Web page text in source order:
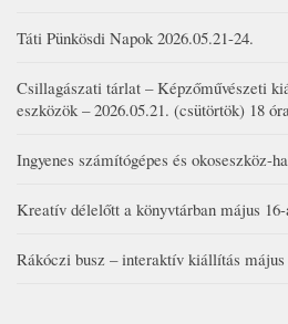
Táti Pünkösdi Napok 2026.05.21-24.
Csillagászati tárlat – Képzőművészeti
eszközök – 2026.05.21. (csütörtök) 18 óra
Ingyenes számítógépes és okoseszköz-
Kreatív délelőtt a könyvtárban május
Rákóczi busz – interaktív kiállítás május